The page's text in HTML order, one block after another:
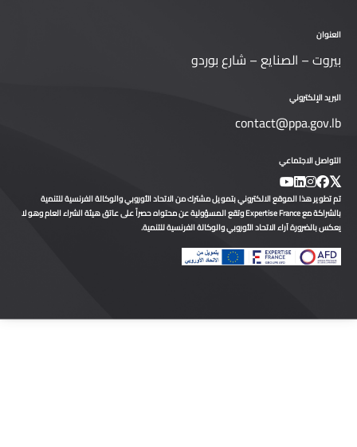
– الصنايع – شارع بوردو
الإلكتروني
الاجتماعي
تطوير هذا الموقع الالكتروني بتمويل مشترك من الاتحاد الأوروبي والوكالة الفرنسية للتنمية
بالشراكة مع Expertise France وتقع المسؤولية عن محتواه حصراً على عاتق هيئة الشراء العام وهو لا
بالضرورة آراء الاتحاد الأوروبي والوكالة الفرنسية للتنمية.